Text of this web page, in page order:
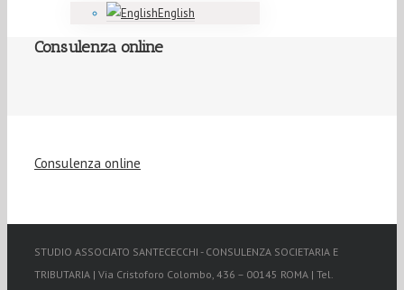
English
Consulenza online
Consulenza online
STUDIO ASSOCIATO SANTECECCHI - CONSULENZA SOCIETARIA E
TRIBUTARIA | Via Cristoforo Colombo, 436 – 00145 ROMA | Tel.